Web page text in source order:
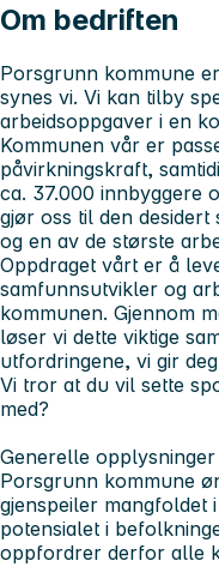
Om bedriften
Porsgrunn kommune
synes vi. Vi kan tilby
arbeidsoppgaver i en
Kommunen vår er
påvirkningskraft,
ca. 37.000 innbyggere
gjør oss til den
og en av de største
Oppdraget vårt er å
samfunnsutvikler og
kommunen. Gjennom
løser vi dette viktige
utfordringene, vi gir
Vi tror at du vil sette
med?
Generelle opplysninger
Porsgrunn kommune
gjenspeiler mangfoldet
potensialet i
oppfordrer derfor alle